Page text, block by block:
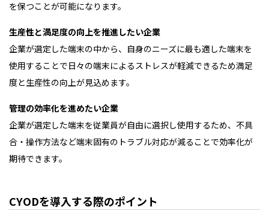
を保つことが可能になります。
生産性と満足度の向上を推進したい企業
企業が選定した端末の中から、自身のニーズに最も適した端末を
使用することで日々の端末によるストレスが軽減できるため満足
度と生産性の向上が見込めます。
管理の効率化を進めたい企業
企業が選定した端末を従業員が自由に選択し使用するため、不具
合・操作方法など端末固有のトラブル対応が減ることで効率化が
期待できます。
CYODを導入する際のポイント